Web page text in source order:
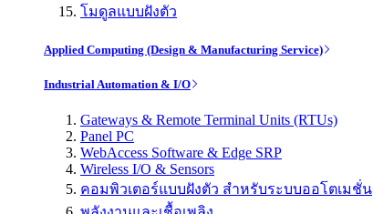
โมดูลแบบฝังตัว
Applied Computing (Design & Manufacturing Service)
Industrial Automation & I/O
Gateways & Remote Terminal Units (RTUs)
Panel PC
WebAccess Software & Edge SRP
Wireless I/O & Sensors
คอมพิวเตอร์แบบฝังตัว สำหรับระบบออโตเมชั่น